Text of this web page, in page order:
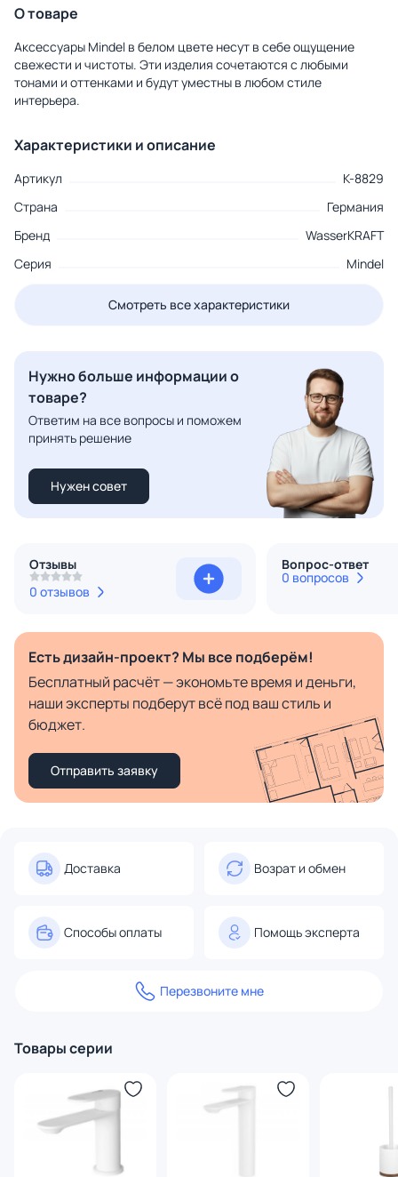
О товаре
Аксессуары Mindel в белом цвете несут в себе ощущение
свежести и чистоты. Эти изделия сочетаются с любыми
тонами и оттенками и будут уместны в любом стиле
интерьера.
Характеристики и описание
Артикул
K-8829
Страна
Германия
Бренд
WasserKRAFT
Серия
Mindel
Смотреть все характеристики
Нужно больше информации о
товаре?
Ответим на все вопросы и поможем
принять решение
Нужен совет
Отзывы
0 отзывов
Вопрос-ответ
0 вопросов
Есть дизайн-проект? Мы все подберём!
Бесплатный расчёт — экономьте время и деньги,
наши эксперты подберут всё под ваш стиль и
бюджет.
Отправить заявку
Доставка Возрат и обмен
Способы оплаты Помощь эксперта
Перезвоните мне
Товары серии